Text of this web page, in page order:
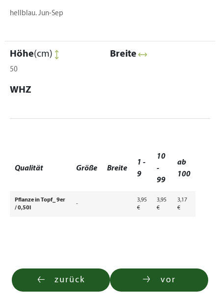
hellblau. Jun-Sep
Höhe(cm)
50
Breite
WHZ
Qualität Größe Breite
1 -
9
10
-
99
ab
100
Pflanze in Topf_ 9er
/ 0,50l
-
3,95
€
3,95
€
3,17
€
zurück vor